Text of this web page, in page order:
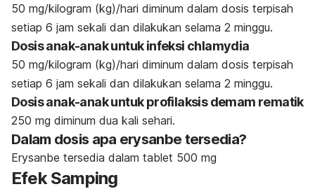
50 mg/kilogram (kg)/hari diminum dalam dosis terpisah
setiap 6 jam sekali dan dilakukan selama 2 minggu.
Dosis anak-anak untuk infeksi chlamydia
50 mg/kilogram (kg)/hari diminum dalam dosis terpisah
setiap 6 jam sekali dan dilakukan selama 2 minggu.
Dosis anak-anak untuk profilaksis demam rematik
250 mg diminum dua kali sehari.
Dalam dosis apa erysanbe tersedia?
Erysanbe tersedia dalam tablet 500 mg
Efek Samping